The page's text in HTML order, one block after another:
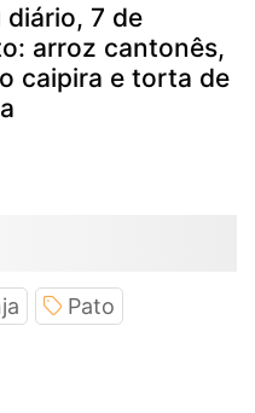
diário, 7 de
arroz cantonês,
caipira e torta de
Pato